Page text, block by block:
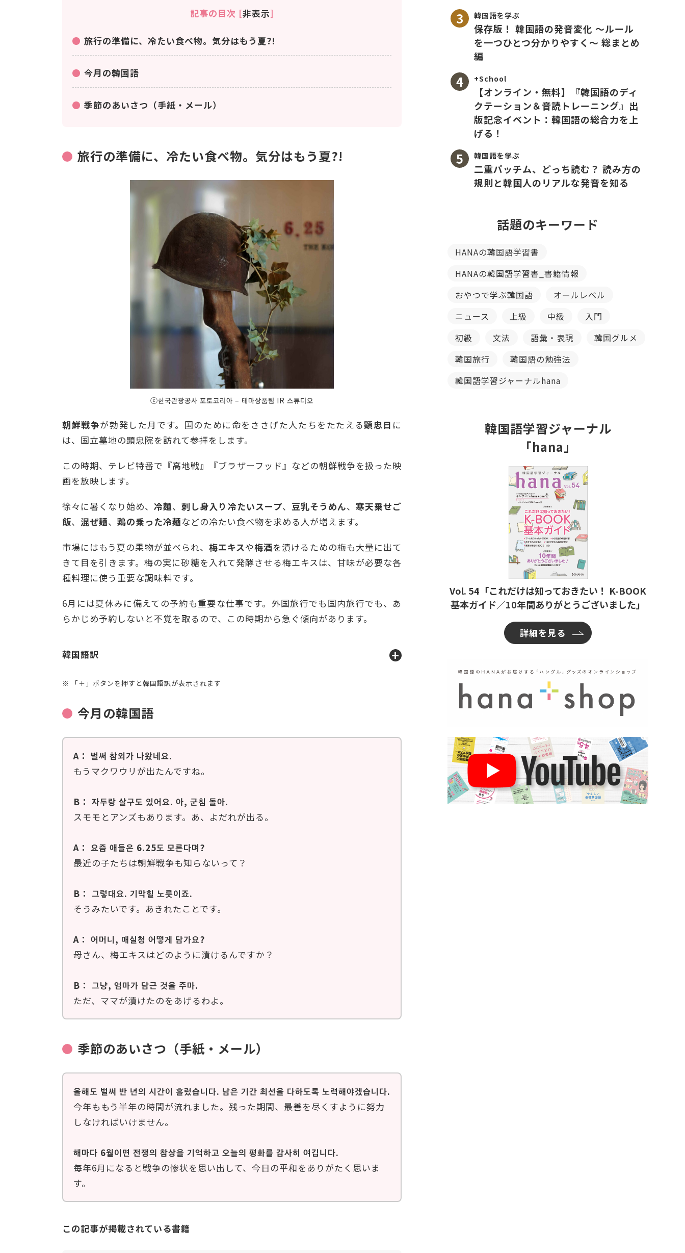
記事の目次 [非表示]
旅行の準備に、冷たい食べ物。気分はもう夏?!
今月の韓国語
季節のあいさつ（手紙・メール）
旅行の準備に、冷たい食べ物。気分はもう夏?!
ⓒ한국관광공사 포토코리아 – 테마상품팀 IR 스튜디오
朝鮮戦争が勃発した月です。国のために命をささげた人たちをたたえる顕忠日 に
は、国立墓地の顕忠院を訪れて参拝をします。
この時期、テレビ特番で『高地戦』『ブラザーフッド』などの朝鮮戦争を扱った映
画を放映します。
徐々に暑くなり始め、冷麺、刺し身入り冷たいスープ、 豆乳そうめん、 寒天乗せご
飯、 混ぜ麺、 鶏の乗った冷麺などの冷たい食べ物を求める人が増えます。
市場にはもう夏の果物が並べられ、 梅エキスや梅酒を漬けるための梅も大量に出て
きて目を引きます。梅の実に砂糖を入れて発酵させる梅エキスは、甘味が必要な各
種料理に使う重要な調味料です。
6月には夏休みに備えての予約も重要な仕事です。外国旅行でも国内旅行でも、あ
らかじめ予約しないと不覚を取るので、この時期から急ぐ傾向があります。
韓国語訳
※ 「＋」ボタンを押すと韓国語訳が表示されます
今月の韓国語
A： 벌써 참외가 나왔네요.
もうマクワウリが出たんですね。
B： 자두랑 살구도 있어요. 아, 군침 돌아.
スモモとアンズもあります。あ、よだれが出る。
A： 요즘 애들은 6.25도 모른다며?
最近の子たちは朝鮮戦争も知らないって？
B： 그렇대요. 기막힐 노릇이죠.
そうみたいです。あきれたことです。
A： 어머니, 매실청 어떻게 담가요?
母さん、梅エキスはどのように漬けるんですか？
B： 그냥, 엄마가 담근 것을 주마.
ただ、ママが漬けたのをあげるわよ。
季節のあいさつ（手紙・メール）
올해도 벌써 반 년의 시간이 흘렀습니다. 남은 기간 최선을 다하도록 노력해야겠습니다.
今年ももう半年の時間が流れました。残った期間、最善を尽くすように努力
しなければいけません。
해마다 6월이면 전쟁의 참상을 기억하고 오늘의 평화를 감사히 여깁니다.
毎年6月になると戦争の惨状を思い出して、今日の平和をありがたく思いま
す。
この記事が掲載されている書籍
韓国語を学ぶ
保存版！ 韓国語の発音変化 〜ルール
を一つひとつ分かりやすく〜 総まとめ
編
+School
【オンライン・無料】『韓国語のディ
クテーション＆音読トレーニング』出
版記念イベント：韓国語の総合力を上
げる！
韓国語を学ぶ
二重パッチム、どっち読む？ 読み方の
規則と韓国人のリアルな発音を知る
話題のキーワード
HANAの韓国語学習書
HANAの韓国語学習書_書籍情報
おやつで学ぶ韓国語
オールレベル
ニュース
上級 中級
入門
初級
文法 語彙・表現
韓国グルメ
韓国旅行
韓国語の勉強法
韓国語学習ジャーナルhana
韓国語学習ジャーナル
「hana」
Vol. 54「これだけは知っておきたい！ K-BOOK
基本ガイド／10年間ありがとうございました」
詳細を見る